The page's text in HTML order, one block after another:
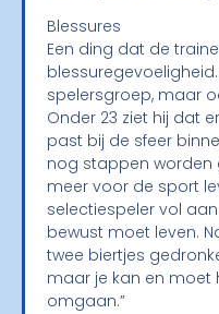
Blessures
Een ding dat de
spelersgroep, maar
Onder 23 ziet hij dat
past bij de sfeer
nog stappen worden
meer voor de sport
selectiespeler vol
bewust moet leven.
twee biertjes
maar je kan en moet
omgaan.”